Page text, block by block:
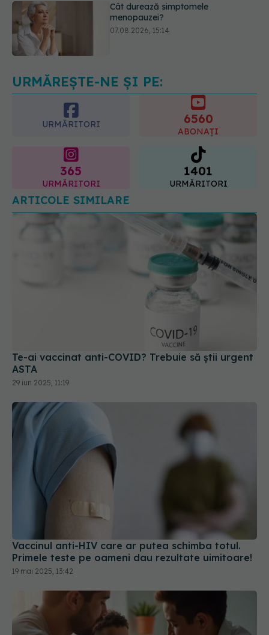
EXCLUSIV Cancerele care pot fi
URMĂREȘTE-NE ȘI PE:
URMĂRITORI 6560
ABONAȚI
365
URMĂRITORI
1401
URMĂRITORI
ARTICOLE SIMILARE
Te-ai vaccinat anti-COVID? Trebuie să știi urgent
ASTA
29 iun 2025, 11:19
Vaccinul anti-HIV care ar putea schimba totul.
Primele teste pe oameni dau rezultate uimitoare!
19 mai 2025, 13:42